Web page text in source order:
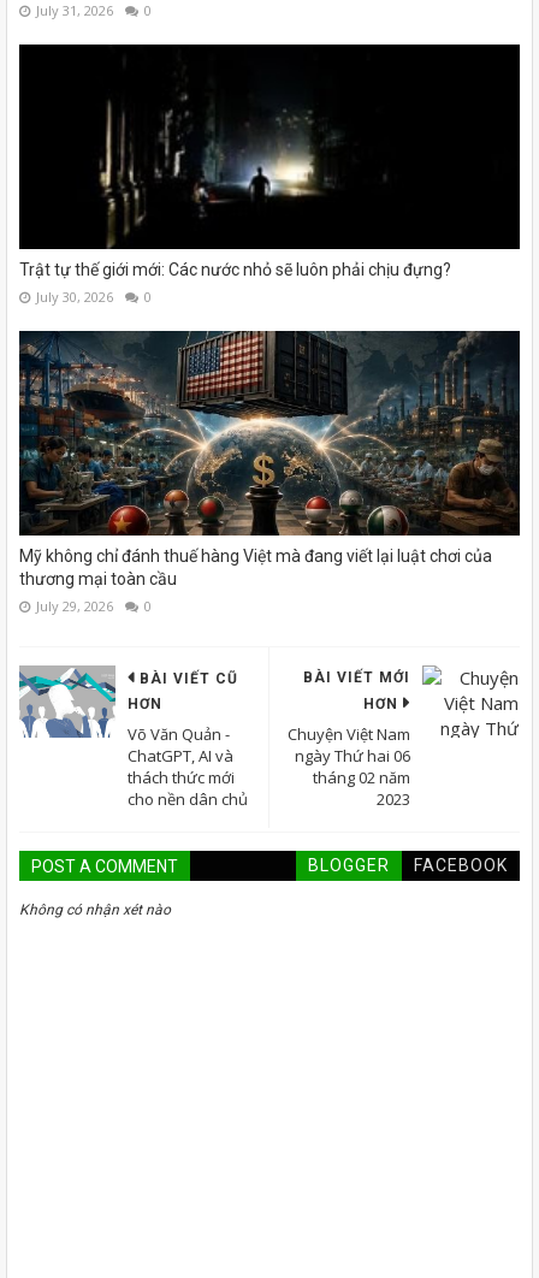
July 31, 2026 0
Trật tự thế giới mới: Các nước nhỏ sẽ luôn phải chịu đựng?
July 30, 2026 0
Mỹ không chỉ đánh thuế hàng Việt mà đang viết lại luật chơi của
thương mại toàn cầu
July 29, 2026 0
BÀI VIẾT MỚI
HƠN
Chuyện Việt Nam
ngày Thứ hai 06
tháng 02 năm
2023
BÀI VIẾT CŨ
HƠN
Võ Văn Quản -
ChatGPT, AI và
thách thức mới
cho nền dân chủ
POST A COMMENT BLOGGER FACEBOOK
Không có nhận xét nào